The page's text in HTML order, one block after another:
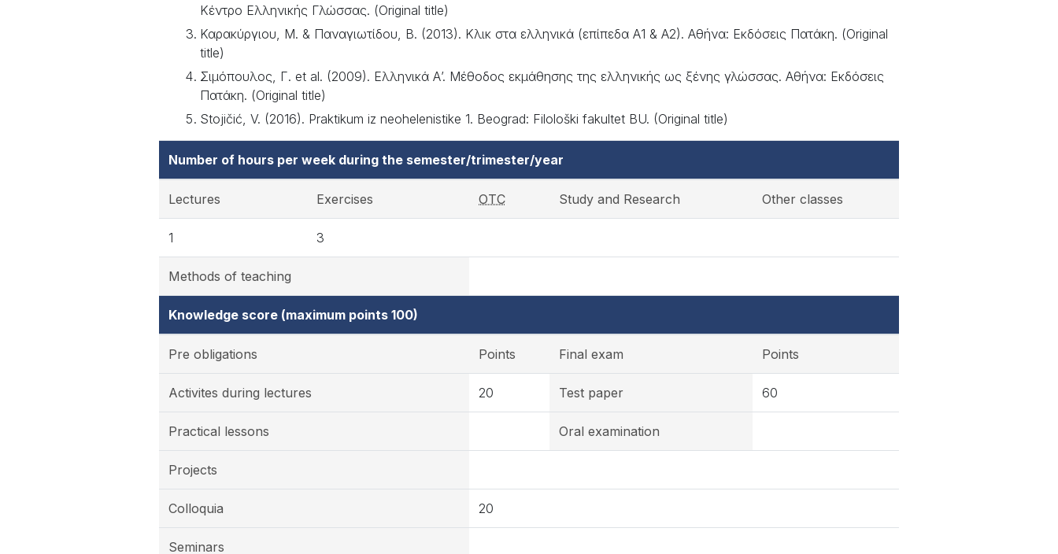
Κέντρο Ελληνικής Γλώσσας. (Original title)
Καρακύργιου, Μ. & Παναγιωτίδου, Β. (2013). Κλικ στα ελληνικά (επίπεδα Α1 & Α2). Αθήνα: Εκδόσεις Πατάκη. (Original
title)
Σιµόπουλος, Γ. et al. (2009). Ελληνικά Α’. Μέθοδος εκµάθησης της ελληνικής ως ξένης γλώσσας. Αθήνα: Εκδόσεις
Πατάκη. (Original title)
Stojičić, V. (2016). Praktikum iz neohelenistike 1. Beograd: Filološki fakultet BU. (Original title)
Number of hours per week during the semester/trimester/year
Lectures Exercises OTC Study and Research Other classes
1 3
Methods of teaching
Knowledge score (maximum points 100)
Pre obligations Points Final exam Points
Activites during lectures 20 Test paper 60
Practical lessons Oral examination
Projects
Colloquia 20
Seminars